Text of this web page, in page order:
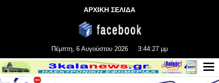
ΑΡΧΙΚΗ ΣΕΛΙΔΑ
Πέμπτη, 6 Αυγούστου 2026 3:44:27 μμ